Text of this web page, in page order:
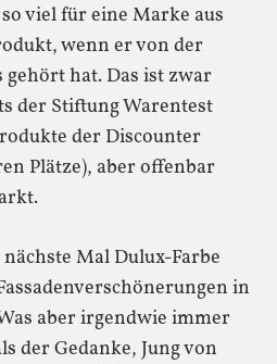
viel für eine Marke aus
wenn er von der
hat. Das ist zwar
der Stiftung Warentest
der Discounter
Plätze), aber offenbar
Mal Dulux-Farbe
in
aber irgendwie immer
der Gedanke, Jung von